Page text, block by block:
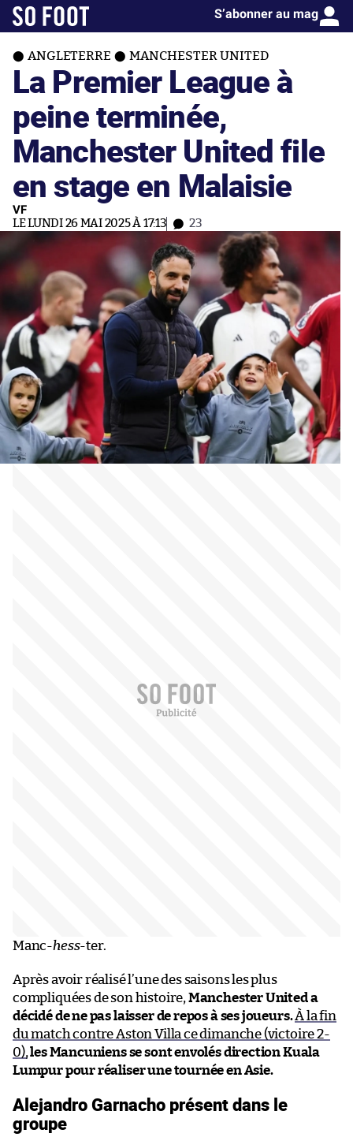
S’abonner au mag
ANGLETERRE MANCHESTER UNITED
La Premier League à
peine terminée,
Manchester United file
en stage en Malaisie
VF
LE LUNDI 26 MAI 2025 À 17:13 23
Manc-hess-ter.
Après avoir réalisé l’une des saisons les plus
compliquées de son histoire,Manchester United a
décidé de ne pas laisser de repos à ses joueurs.À la fin
du match contre Aston Villa ce dimanche (victoire 2-
0),les Mancuniens se sont envolés direction Kuala
Lumpur pour réaliser une tournée en Asie.
Alejandro Garnacho présent dans le
groupe